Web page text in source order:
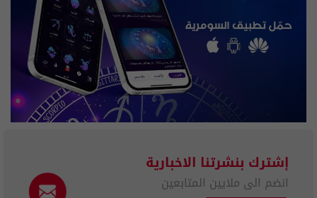
إشترك بنشرتنا الاخبارية
انضم الى ملايين المتابعين